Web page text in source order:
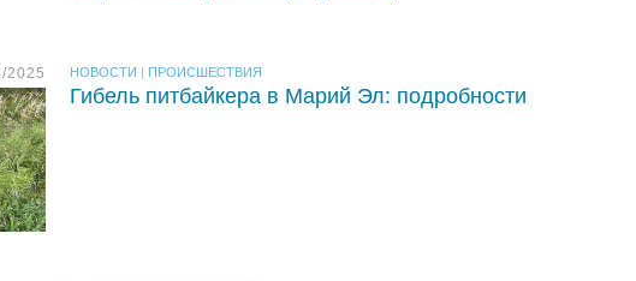
2025 НОВОСТИ | ПРОИСШЕСТВИЯ
Гибель питбайкера в Марий Эл: подробности